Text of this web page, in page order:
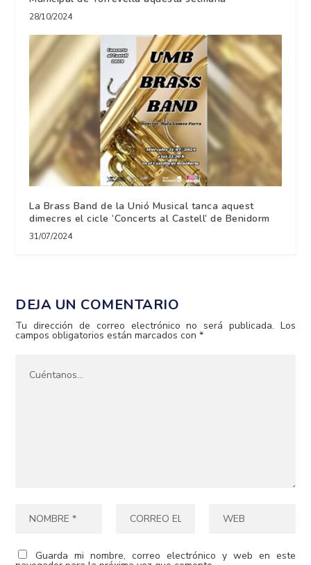
28/10/2024
La Brass Band de la Unió Musical tanca aquest
dimecres el cicle ‘Concerts al Castell’ de Benidorm
31/07/2024
DEJA UN COMENTARIO
Tu dirección de correo electrónico no será publicada. Los
campos obligatorios están marcados con*
Guarda mi nombre, correo electrónico y web en este